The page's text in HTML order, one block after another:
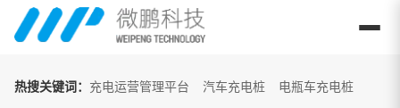
热搜关键词： 充电运营管理平台 汽车充电桩 电瓶车充电桩